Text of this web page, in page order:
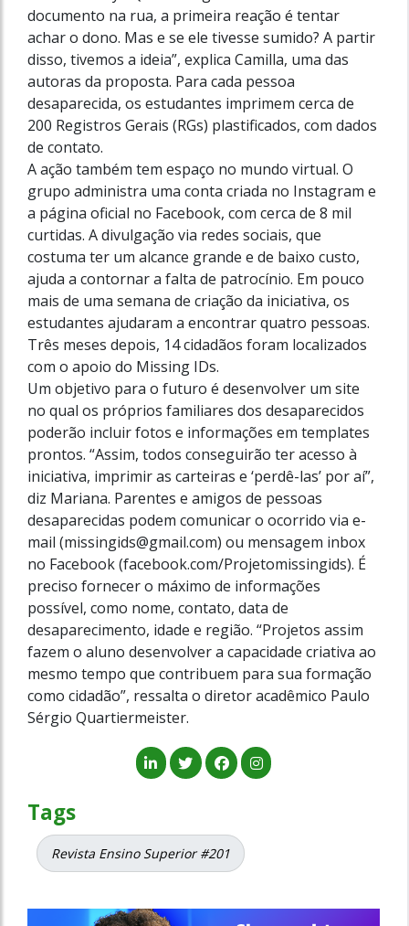
documento na rua, a primeira reação é tentar
achar o dono. Mas e se ele tivesse sumido? A partir
disso, tivemos a ideia”, explica Camilla, uma das
autoras da proposta. Para cada pessoa
desaparecida, os estudantes imprimem cerca de
200 Registros Gerais (RGs) plastificados, com dados
de contato.
A ação também tem espaço no mundo virtual. O
grupo administra uma conta criada no Instagram e
a página oficial no Facebook, com cerca de 8 mil
curtidas. A divulgação via redes sociais, que
costuma ter um alcance grande e de baixo custo,
ajuda a contornar a falta de patrocínio. Em pouco
mais de uma semana de criação da iniciativa, os
estudantes ajudaram a encontrar quatro pessoas.
Três meses depois, 14 cidadãos foram localizados
com o apoio do Missing IDs.
Um objetivo para o futuro é desenvolver um site
no qual os próprios familiares dos desaparecidos
poderão incluir fotos e informações em templates
prontos. “Assim, todos conseguirão ter acesso à
iniciativa, imprimir as carteiras e ‘perdê-las’ por aí”,
diz Mariana. Parentes e amigos de pessoas
desaparecidas podem comunicar o ocorrido via e-
mail (missingids@gmail.com) ou mensagem inbox
no Facebook (facebook.com/Projetomissingids). É
preciso fornecer o máximo de informações
possível, como nome, contato, data de
desaparecimento, idade e região. “Projetos assim
fazem o aluno desenvolver a capacidade criativa ao
mesmo tempo que contribuem para sua formação
como cidadão”, ressalta o diretor acadêmico Paulo
Sérgio Quartiermeister.
Tags
Revista Ensino Superior #201